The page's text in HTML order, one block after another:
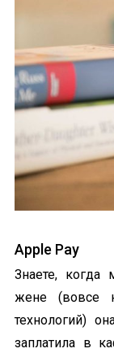
Apple Pay
Знаете,
жене (вовсе
технологий)
заплатила в